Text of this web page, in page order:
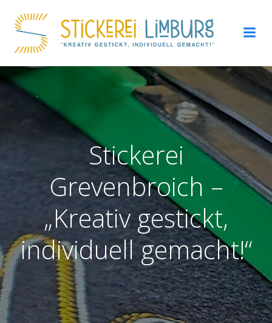
Inhalt
springen
Stickerei
Grevenbroich –
„Kreativ gestickt,
individuell gemacht!“